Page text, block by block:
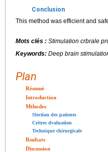
Conclusion
This method was efficient and
Mots clés : Stimulation crbrale
Keywords: Deep brain
Plan
Résumé
Introduction
Mthodes
Slection des patients
Critres dvaluation
Technique chirurgicale
Rsultats
Discussion